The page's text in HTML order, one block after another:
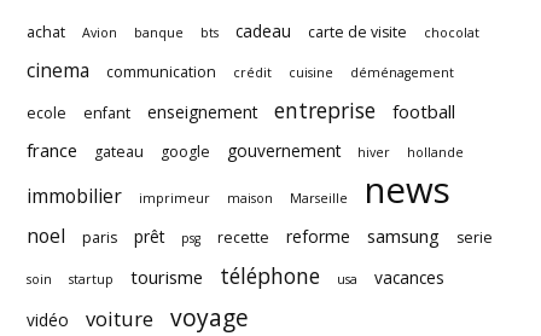
achat Avion banque bts cadeau carte de visite chocolat
cinema communication crédit cuisine déménagement
ecole enfant enseignement entreprise
football
france
gateau google gouvernement hiver hollande
immobilier imprimeur maison Marseille news
noel paris prêt psg recette reforme samsung serie
soin startup tourisme téléphone usa
vacances
vidéo
voiture voyage